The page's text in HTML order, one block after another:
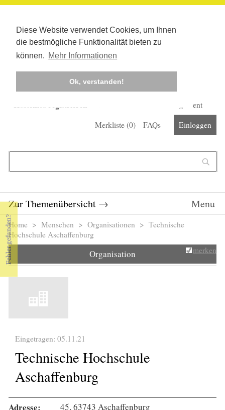
Diese Website verwendet Cookies, um Ihnen
die bestmögliche Funktionalität bieten zu
können. Mehr Informationen
Ok, verstanden!
Kostenlos registrieren
Corona-Management
Merkliste (0) FAQs Einloggen
Zur Themenübersicht → Menu
Sie sind hier
Home > Menschen > Organisationen > Technische
Hochschule Aschaffenburg
Organisation merken
Eingetragen: 05.11.21
Technische Hochschule
Aschaffenburg
Adresse: 45, 63743 Aschaffenburg